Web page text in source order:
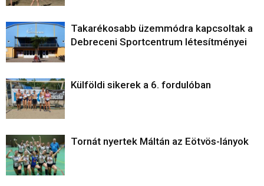
Takarékosabb üzemmódra kapcsoltak a
Debreceni Sportcentrum létesítményei
Külföldi sikerek a 6. fordulóban
Tornát nyertek Máltán az Eötvös-lányok